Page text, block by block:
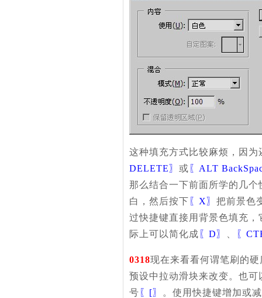
这种填充方式比较麻烦，因
DELETE〗 或 〖ALT
那么结合一下前面所学的几
白，然后按下 〖X〗 把前景色
过快捷键直接用背景色填充，
际上可以简化成 〖D〗 〖
0318现在来看看何谓笔刷的
预设中拉动滑块来改变。也可
号 〖[〗
。使用快捷键增加或